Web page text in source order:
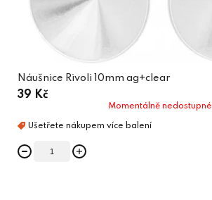
Náušnice Rivoli 10mm ag+clear
39 Kč
Momentálně nedostupné